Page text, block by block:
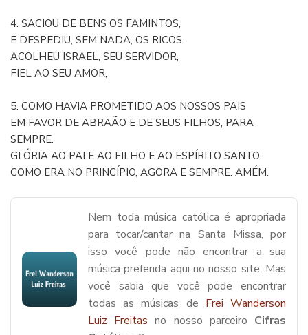
4. SACIOU DE BENS OS FAMINTOS,
E DESPEDIU, SEM NADA, OS RICOS.
ACOLHEU ISRAEL, SEU SERVIDOR,
FIEL AO SEU AMOR,
5. COMO HAVIA PROMETIDO AOS NOSSOS PAIS
EM FAVOR DE ABRAÃO E DE SEUS FILHOS, PARA
SEMPRE.
GLÓRIA AO PAI E AO FILHO E AO ESPÍRITO SANTO.
COMO ERA NO PRINCÍPIO, AGORA E SEMPRE. AMÉM.
Nem toda música católica é apropriada
para tocar/cantar na Santa Missa, por
isso você pode não encontrar a sua
música preferida aqui no nosso site. Mas
você sabia que você pode encontrar
todas as músicas de Frei Wanderson
Luiz Freitas no nosso parceiro Cifras